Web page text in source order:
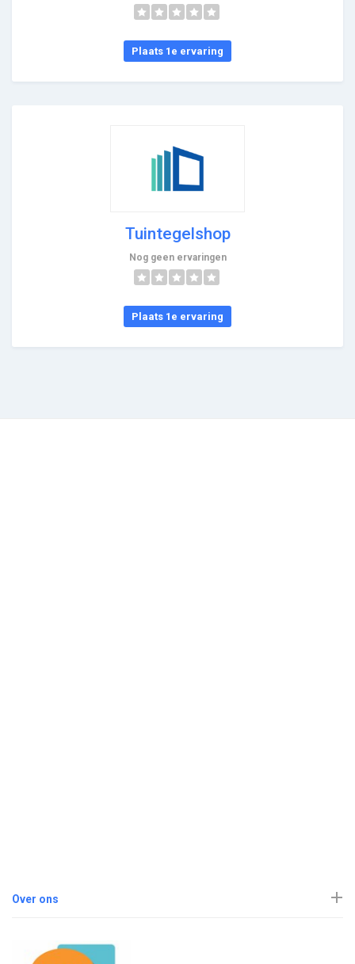
Plaats 1e ervaring
Tuintegelshop
Nog geen ervaringen
Plaats 1e ervaring
Over ons